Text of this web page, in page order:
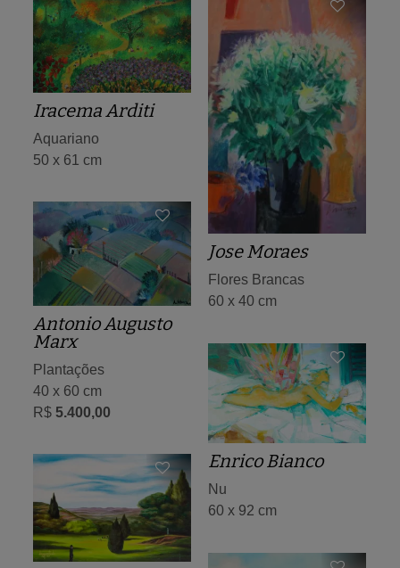
Iracema Arditi
Aquariano
50 x 61 cm
Jose Moraes
Flores Brancas
60 x 40 cm
Antonio Augusto
Marx
Plantações
40 x 60 cm
R$ 5.400,00
Enrico Bianco
Nu
60 x 92 cm